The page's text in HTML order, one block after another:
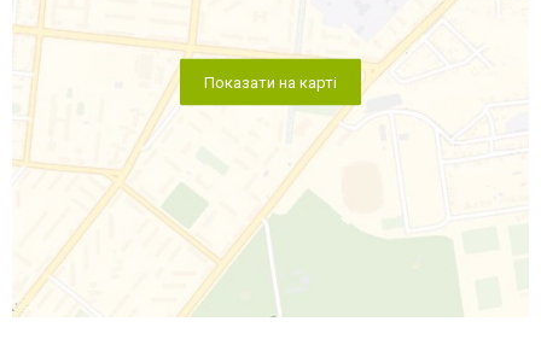
Показати на карті